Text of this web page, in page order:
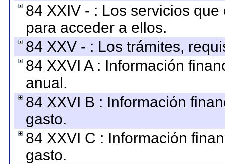
84 XXIV - : Los servicios
para acceder a ellos.
84 XXV - : Los trámites,
84 XXVI A : Información
anual.
84 XXVI B : Información
gasto.
84 XXVI C : Información
gasto.